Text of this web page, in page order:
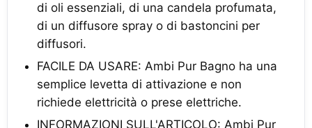
di oli essenziali, di una candela profumata,
di un diffusore spray o di bastoncini per
diffusori.
FACILE DA USARE: Ambi Pur Bagno ha una
semplice levetta di attivazione e non
richiede elettricità o prese elettriche.
INFORMAZIONI SULL'ARTICOLO: Ambi Pur